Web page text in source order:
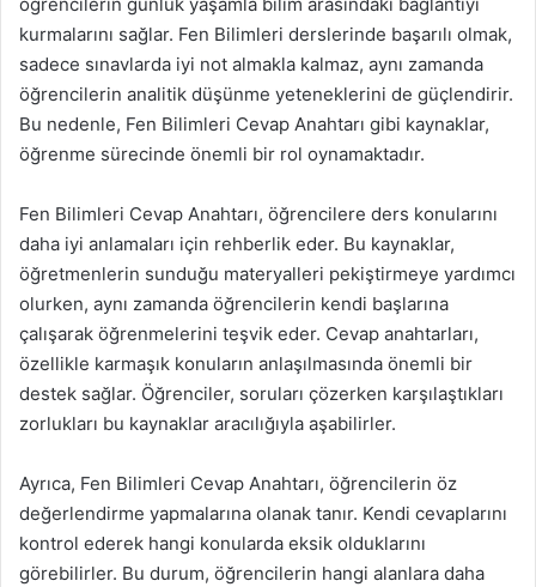
kurmalarını sağlar. Fen Bilimleri derslerinde başarılı olmak,
sadece sınavlarda iyi not almakla kalmaz, aynı zamanda
öğrencilerin analitik düşünme yeteneklerini de güçlendirir.
Bu nedenle, Fen Bilimleri Cevap Anahtarı gibi kaynaklar,
öğrenme sürecinde önemli bir rol oynamaktadır.
Fen Bilimleri Cevap Anahtarı, öğrencilere ders konularını
daha iyi anlamaları için rehberlik eder. Bu kaynaklar,
öğretmenlerin sunduğu materyalleri pekiştirmeye yardımcı
olurken, aynı zamanda öğrencilerin kendi başlarına
çalışarak öğrenmelerini teşvik eder. Cevap anahtarları,
özellikle karmaşık konuların anlaşılmasında önemli bir
destek sağlar. Öğrenciler, soruları çözerken karşılaştıkları
zorlukları bu kaynaklar aracılığıyla aşabilirler.
Ayrıca, Fen Bilimleri Cevap Anahtarı, öğrencilerin öz
değerlendirme yapmalarına olanak tanır. Kendi cevaplarını
kontrol ederek hangi konularda eksik olduklarını
görebilirler. Bu durum, öğrencilerin hangi alanlara daha